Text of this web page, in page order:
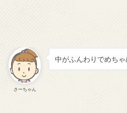
さーちゃん
中がふんわりでめち